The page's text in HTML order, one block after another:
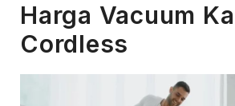
Harga Vacuum
Cordless